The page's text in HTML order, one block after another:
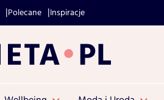
Polecane Inspiracje